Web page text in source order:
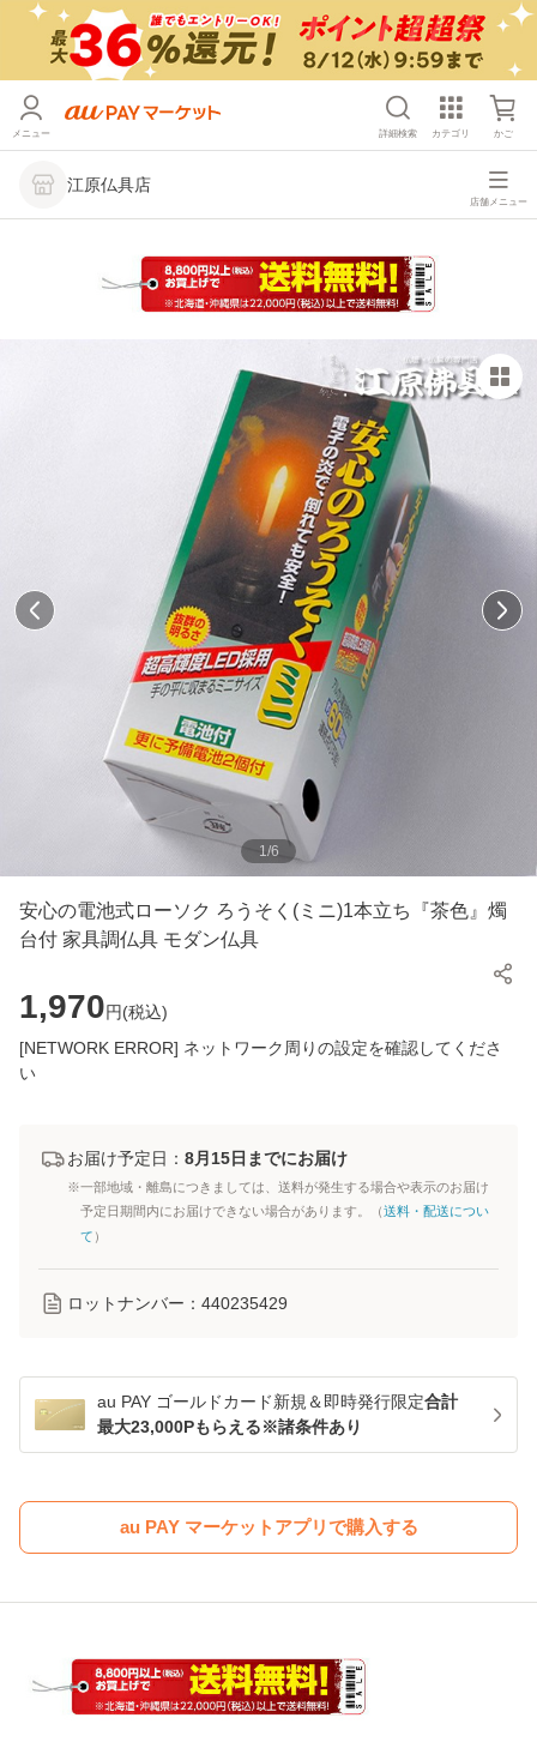
メニュー 詳細検索 カテゴリ かご
江原仏具店
店舗メニュー
1/6
安心の電池式ローソク ろうそく(ミニ)1本立ち『茶色』燭
台付 家具調仏具 モダン仏具
1,970円(税込)
[NETWORK ERROR] ネットワーク周りの設定を確認してくださ
い
お届け予定日： 8月15日までにお届け
※一部地域・離島につきましては、送料が発生する場合や表示のお届け
予定日期間内にお届けできない場合があります。（送料・配送につい
て ）
ロットナンバー： 440235429
au PAY ゴールドカード新規＆即時発行限定合計
最大23,000Pもらえる※諸条件あり
au PAY マーケットアプリで購入する